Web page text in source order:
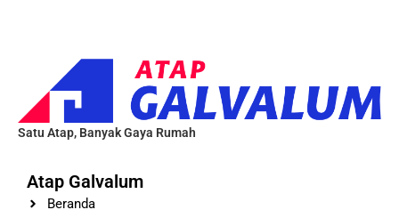
Satu Atap, Banyak Gaya Rumah
Atap Galvalum
Beranda